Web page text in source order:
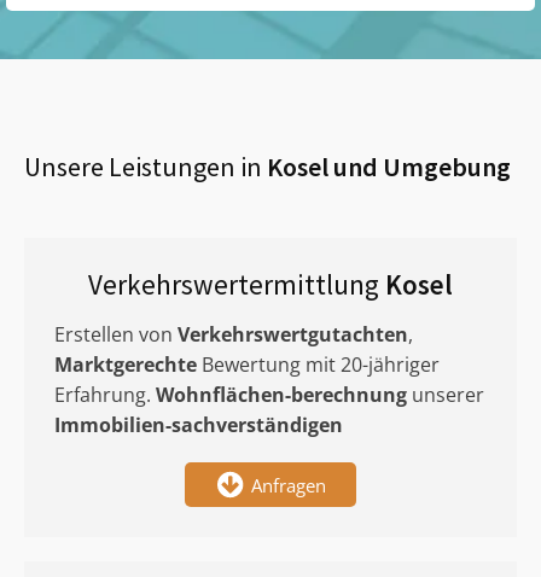
Unsere Leistungen in Koselund Umgebung
Verkehrswertermittlung Kosel
Erstellen von Verkehrswertgutachten,
Marktgerechte Bewertung mit 20-jähriger
Erfahrung. Wohnflächen-berechnung unserer
Immobilien-sachverständigen
Anfragen